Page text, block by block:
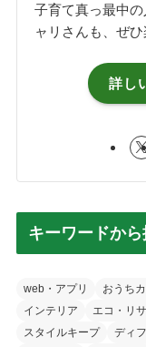
子育て真っ最中
ャリさんも、ぜ
詳し
キーワードか
web・アプリ おうち
インテリア
エコ・リ
スタイルキープ
ディ